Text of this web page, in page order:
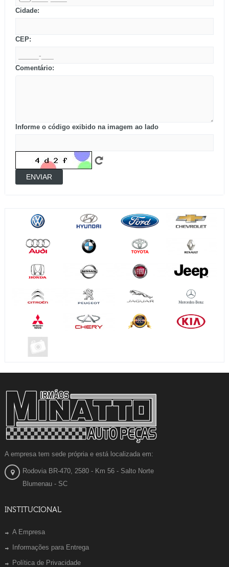
Cidade:
CEP:
Comentário:
Informe o código exibido na imagem ao lado
ENVIAR
A empresa tem sede própria e está localizada em:
Rodovia BR-470, 2580 - Km 56 - Salto Norte
Blumenau - SC
INSTITUCIONAL
A Empresa
Informações para Entrega
Política de Privacidade